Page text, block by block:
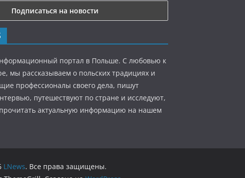
портал в Польше. С любовью к
мы рассказываем о польских традициях и
профессионалы своего дела, пишут
путешествуют по стране и исследуют,
актуальную информацию на нашем
LNews. Все права защищены.